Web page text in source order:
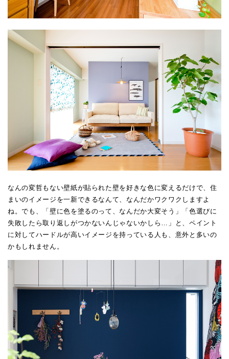
なんの変哲もない壁紙が貼られた壁を好きな色に変えるだけで、住
まいのイメージを一新できるなんて、なんだかワクワクしますよ
ね。でも、「壁に色を塗るのって、なんだか大変そう」「色選びに
失敗したら取り返しがつかないんじゃないかしら…」と、ペイント
に対してハードルが高いイメージを持っている人も、意外と多いの
かもしれません。